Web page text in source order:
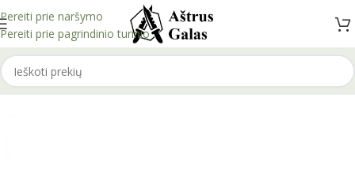
Pereiti prie naršymo
Pereiti prie pagrindinio turinio